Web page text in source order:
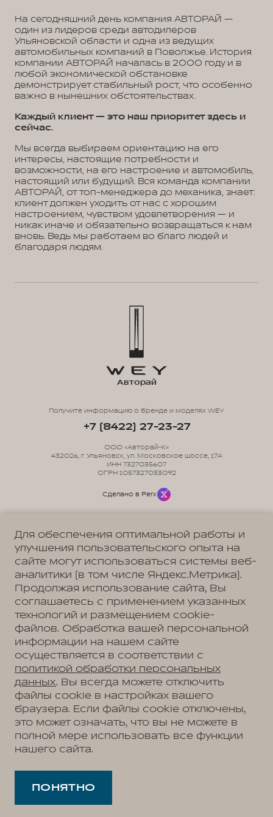
На сегодняшний день компания АВТОРАЙ —
один из лидеров среди автодилеров
Ульяновской области и одна из ведущих
автомобильных компаний в Поволжье. История
компании АВТОРАЙ началась в 2000 году и в
любой экономической обстановке
демонстрирует стабильный рост, что особенно
важно в нынешних обстоятельствах.
Каждый клиент — это наш приоритет здесь и
сейчас.
Мы всегда выбираем ориентацию на его
интересы, настоящие потребности и
возможности, на его настроение и автомобиль,
настоящий или будущий. Вся команда компании
АВТОРАЙ, от топ-менеджера до механика, знает:
клиент должен уходить от нас с хорошим
настроением, чувством удовлетворения — и
никак иначе и обязательно возвращаться к нам
вновь. Ведь мы работаем во благо людей и
благодаря людям.
Политика обработки персональных данных
Согласие на коммуникацию
Согласие на предоставление персональных данных третьим лицам
Согласие на обработку ПД
Авторай
Получите информацию о бренде и моделях WEY
+7 (8422) 27-23-27
ООО «Авторай-К»
432026, г. Ульяновск, ул. Московское шоссе, 17А
ИНН 7327035607
ОГРН 1057327033092
Сделано в Perx
Адрес
Ульяновск, ул. Октябрьская, д. 22л
+7 (8422) 27-23-27
АВТОМОБИЛИ В НАЛИЧИИ
МОДЕЛЬНЫЙ РЯД
WEY 05
WEY 80 Премиум
WEY 07
ВЛАДЕЛЬЦАМ
Сервис
Запись на сервис
О ДИЛЕРЕ
35 лет GWM
Для обеспечения оптимальной работы и
улучшения пользовательского опыта на
сайте могут использоваться системы веб-
аналитики (в том числе Яндекс.Метрика).
Продолжая использование сайта, Вы
соглашаетесь с применением указанных
технологий и размещением cookie-
файлов. Обработка вашей персональной
информации на нашем сайте
осуществляется в соответствии с
политикой обработки персональных
данных. Вы всегда можете отключить
файлы cookie в настройках вашего
браузера. Если файлы cookie отключены,
это может означать, что вы не можете в
полной мере использовать все функции
нашего сайта.
ПОНЯТНО